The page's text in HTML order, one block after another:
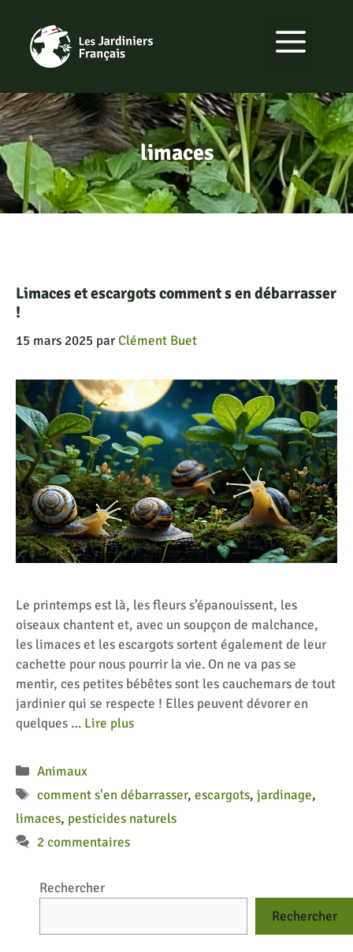
contenu
MENU
limaces
Limaces et escargots comment s en débarrasser
!
15 mars 2025 parClément Buet
Le printemps est là, les fleurs s’épanouissent, les
oiseaux chantent et, avec un soupçon de malchance,
les limaces et les escargots sortent également de leur
cachette pour nous pourrir la vie. On ne va pas se
mentir, ces petites bébêtes sont les cauchemars de tout
jardinier qui se respecte ! Elles peuvent dévorer en
quelques … Lire plus
Catégories
Animaux
Étiquettes
comment s'en débarrasser,escargots,jardinage,
limaces, pesticides naturels
2 commentaires
Rechercher
Rechercher